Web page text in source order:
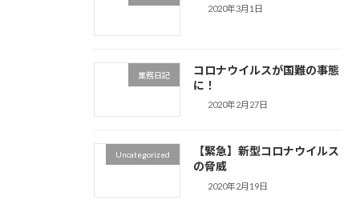
2020年3月1日
業務日記
コロナウイルスが国難の事態
に！
2020年2月27日
Uncategorized
【緊急】新型コロナウイルス
の脅威
2020年2月19日